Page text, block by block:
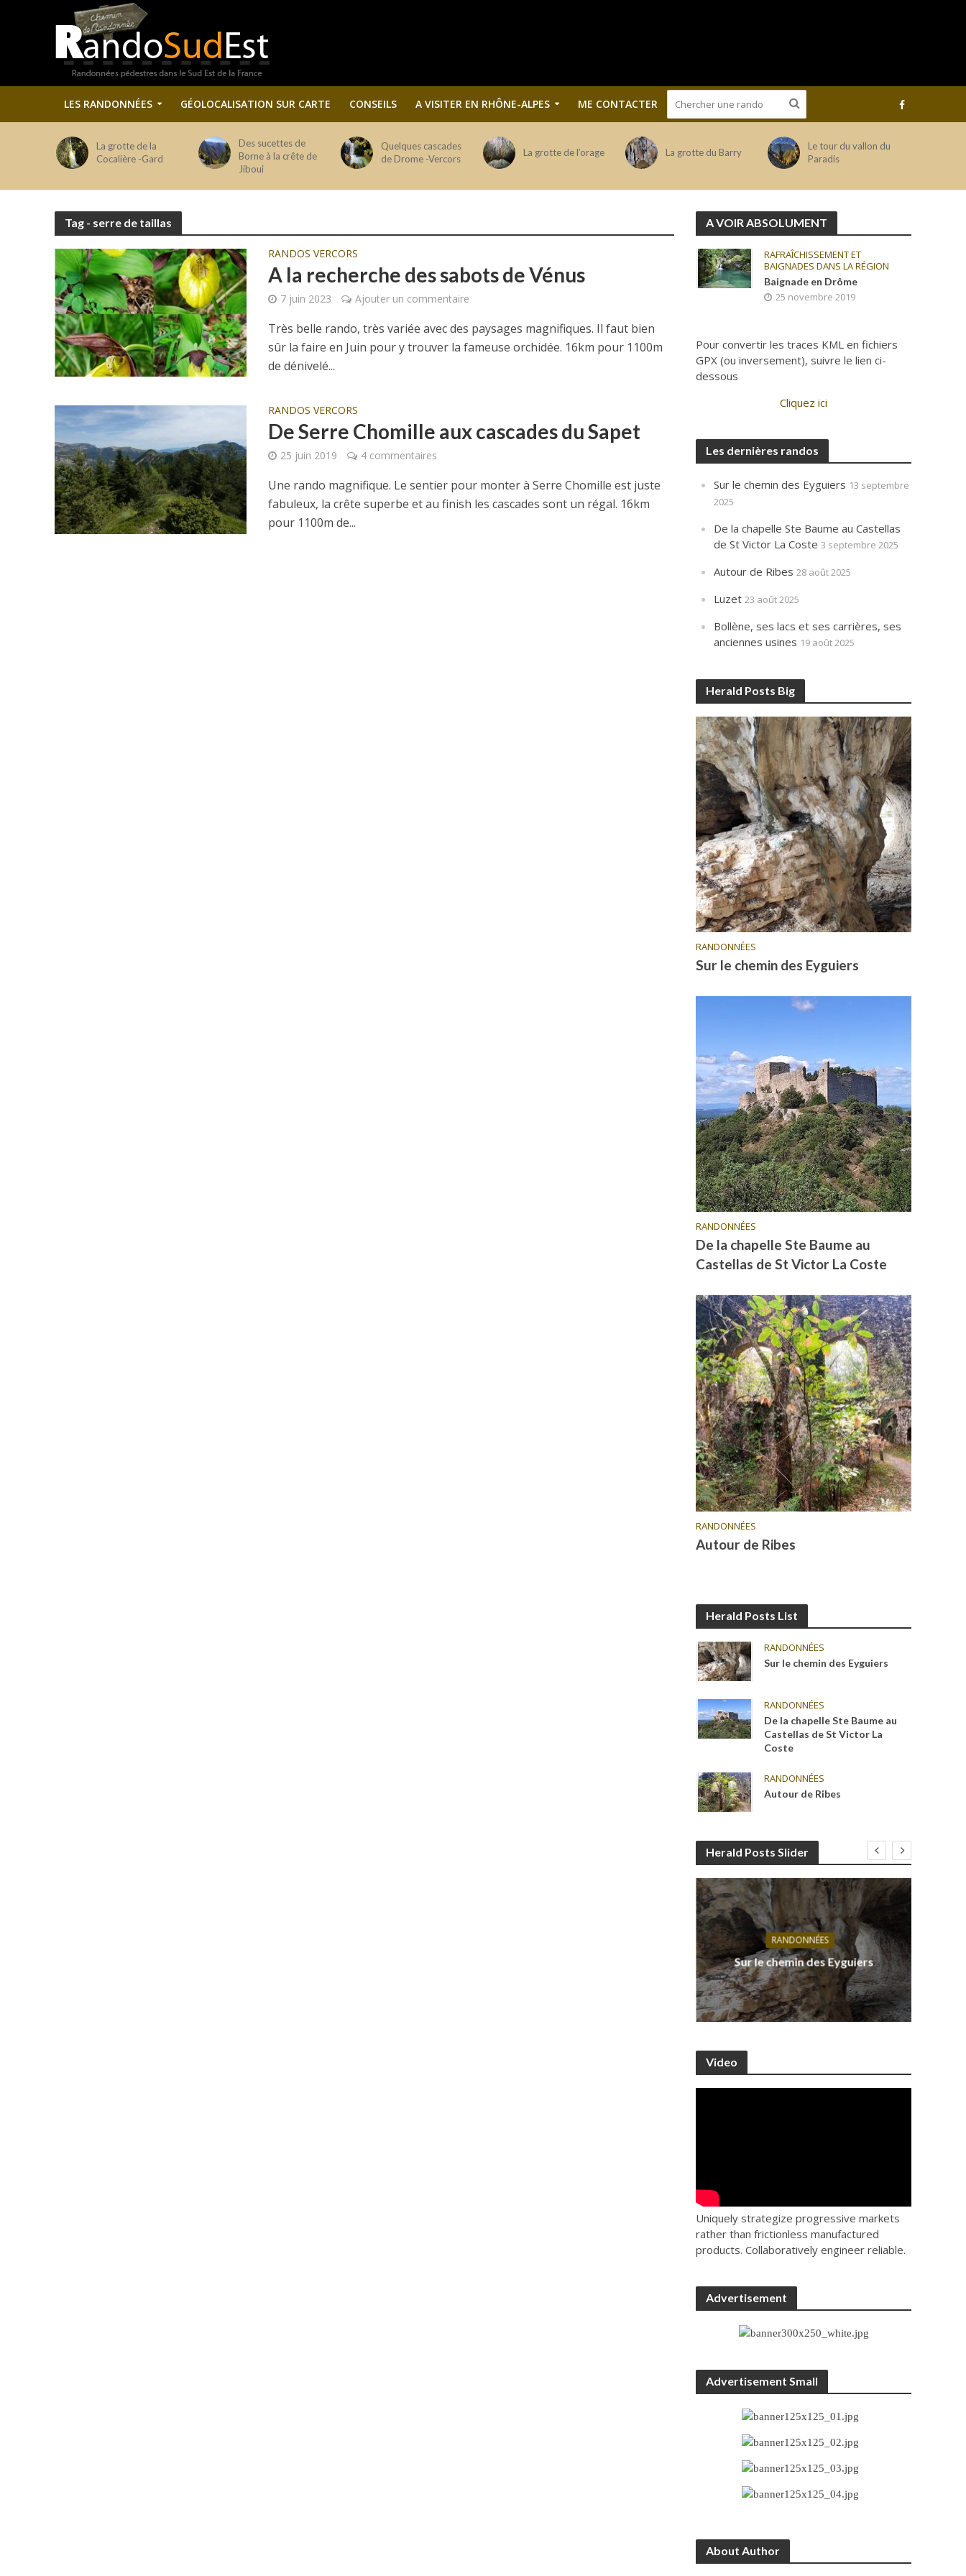
LES RANDONNÉES GÉOLOCALISATION SUR CARTE CONSEILS A VISITER EN RHÔNE-ALPES ME CONTACTER
La grotte de la
Cocalière -Gard
Des sucettes de
Borne à la crête de
Jiboui
Quelques cascades
de Drome -Vercors
La grotte de l’orage La grotte du Barry
Le tour du vallon du
Paradis
Tag - serre de taillas
RANDOS VERCORS
A la recherche des sabots de Vénus
7 juin 2023 Ajouter un commentaire
Très belle rando, très variée avec des paysages magnifiques. Il faut bien
sûr la faire en Juin pour y trouver la fameuse orchidée. 16km pour 1100m
de dénivelé...
RANDOS VERCORS
De Serre Chomille aux cascades du Sapet
25 juin 2019 4 commentaires
Une rando magnifique. Le sentier pour monter à Serre Chomille est juste
fabuleux, la crête superbe et au finish les cascades sont un régal. 16km
pour 1100m de...
A VOIR ABSOLUMENT
RAFRAÎCHISSEMENT ET
BAIGNADES DANS LA RÉGION
Baignade en Drôme
25 novembre 2019
Pour convertir les traces KML en fichiers
GPX (ou inversement), suivre le lien ci-
dessous
Cliquez ici
Les dernières randos
Sur le chemin des Eyguiers 13 septembre
2025
De la chapelle Ste Baume au Castellas
de St Victor La Coste 3 septembre 2025
Autour de Ribes 28 août 2025
Luzet 23 août 2025
Bollène, ses lacs et ses carrières, ses
anciennes usines 19 août 2025
Herald Posts Big
RANDONNÉES
Sur le chemin des Eyguiers
RANDONNÉES
De la chapelle Ste Baume au
Castellas de St Victor La Coste
RANDONNÉES
Autour de Ribes
Herald Posts List
RANDONNÉES
Sur le chemin des Eyguiers
RANDONNÉES
De la chapelle Ste Baume au
Castellas de St Victor La
Coste
RANDONNÉES
Autour de Ribes
Herald Posts Slider
RANDONNÉES
Sur le chemin des Eyguiers
Video
Uniquely strategize progressive markets
rather than frictionless manufactured
products. Collaboratively engineer reliable.
Advertisement
Advertisement Small
About Author